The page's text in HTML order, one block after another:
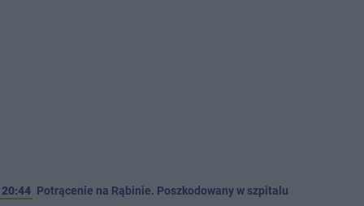
20:44 Potrącenie na Rąbinie. Poszkodowany w szpitalu